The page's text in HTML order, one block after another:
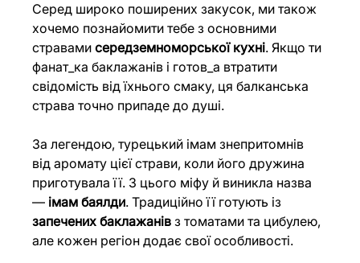
Серед широко поширених закусок, ми також
хочемо познайомити тебе з основними
стравами середземноморської кухні. Якщо ти
фанат_ка баклажанів і готов_а втратити
свідомість від їхнього смаку, ця балканська
страва точно припаде до душі.
За легендою, турецький імам знепритомнів
від аромату цієї страви, коли його дружина
приготувала її. З цього міфу й виникла назва
— імам баялди. Традиційно її готують із
запечених баклажанів з томатами та цибулею,
але кожен регіон додає свої особливості.